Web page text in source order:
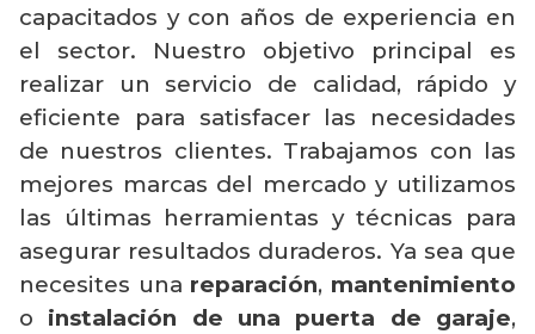
capacitados y con años de experiencia en
el sector. Nuestro objetivo principal es
realizar un servicio de calidad, rápido y
eficiente para satisfacer las necesidades
de nuestros clientes. Trabajamos con las
mejores marcas del mercado y utilizamos
las últimas herramientas y técnicas para
asegurar resultados duraderos. Ya sea que
necesites una reparación, mantenimiento
o instalación de una puerta de garaje,